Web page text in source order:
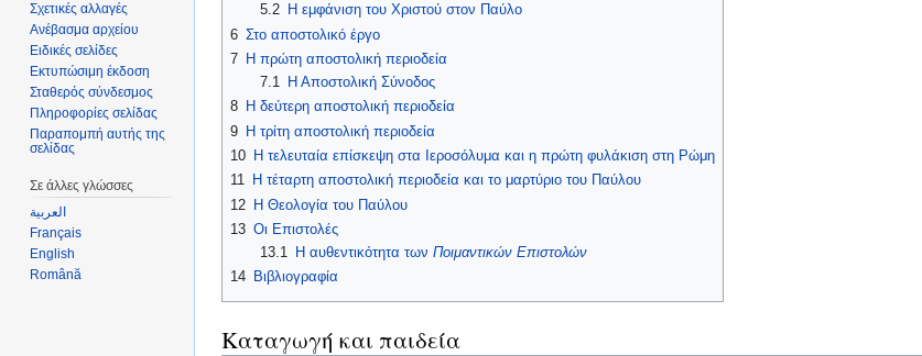
5.2
Η εμφάνιση του Χριστού στον Παύλο
6 Στο αποστολικό έργο
7 Η πρώτη αποστολική περιοδεία
7.1
Η Αποστολική Σύνοδος
8 Η δεύτερη αποστολική περιοδεία
9 Η τρίτη αποστολική περιοδεία
10 Η τελευταία επίσκεψη στα Ιεροσόλυμα και η πρώτη φυλάκιση στη Ρώμη
11 Η τέταρτη αποστολική περιοδεία και το μαρτύριο του Παύλου
12 Η Θεολογία του Παύλου
13 Οι Επιστολές
13.1
Η αυθεντικότητα των Ποιμαντικών Επιστολών
14 Βιβλιογραφία
Καταγωγή και παιδεία
Σχετικές αλλαγές
Ανέβασμα αρχείου
Ειδικές σελίδες
Εκτυπώσιμη έκδοση
Σταθερός σύνδεσμος
Πληροφορίες σελίδας
Παραπομπή αυτής της
σελίδας
Σε άλλες γλώσσες
العربية
Français
English
Română